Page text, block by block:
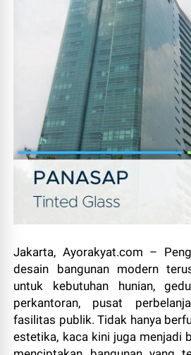
Jakarta, Ayorakyat.com –
desain bangunan modern
untuk kebutuhan hunian,
perkantoran, pusat
fasilitas publik. Tidak hanya
estetika, kaca kini juga menjadi